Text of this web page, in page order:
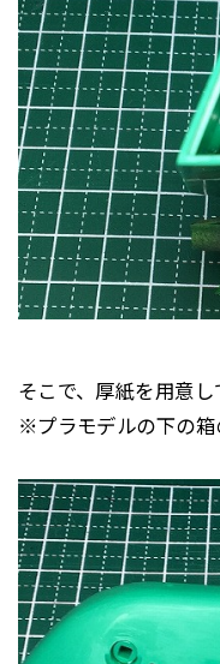
そこで、厚紙を用意し
※プラモデルの下の箱